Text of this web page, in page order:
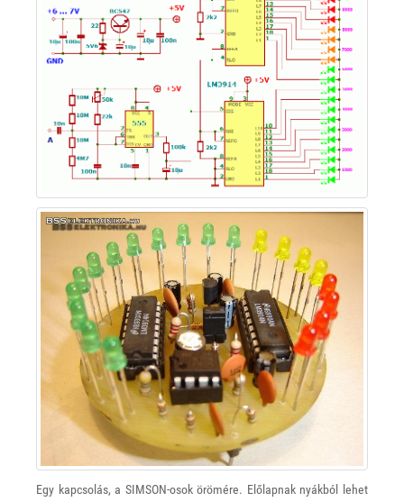
Egy kapcsolás, a SIMSON-osok örömére. Előlapnak nyákból lehet